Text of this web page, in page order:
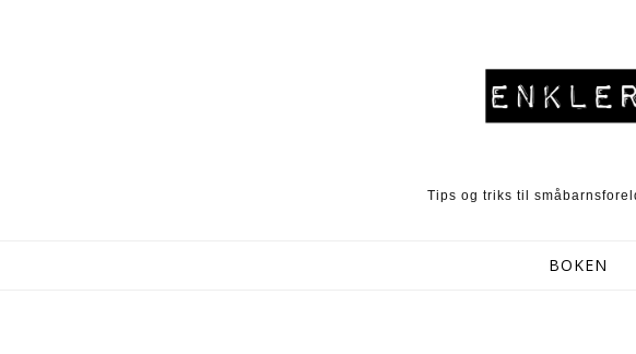
Tips og triks til
BOKEN